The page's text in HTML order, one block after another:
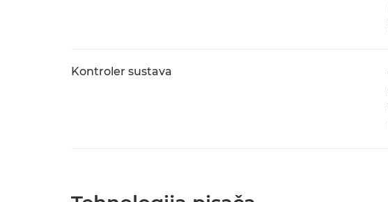
Kontroler sustava